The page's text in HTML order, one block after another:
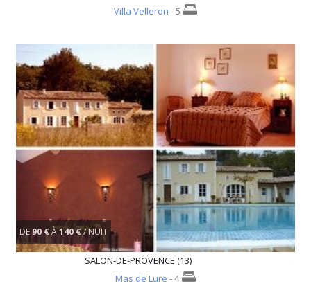
Villa Velleron - 5
DE90 €À140 €/ NUIT
SALON-DE-PROVENCE (13)
Mas de Lure - 4